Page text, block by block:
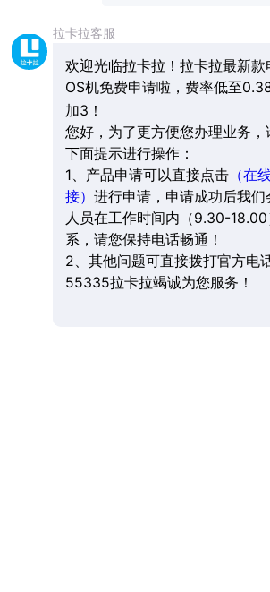
拉卡拉客服
欢迎光临拉卡拉！拉卡拉最新款
OS机免费申请啦，费率低至
加3！
您好，为了更方便您办理业务，
下面提示进行操作：
1、产品申请可以直接点击（在
接） 进行申请，申请成功后我们
人员在工作时间内（9.30-
系，请您保持电话畅通！
2、其他问题可直接拨打官方电
55335拉卡拉竭诚为您服务！